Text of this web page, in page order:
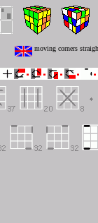
moving corners